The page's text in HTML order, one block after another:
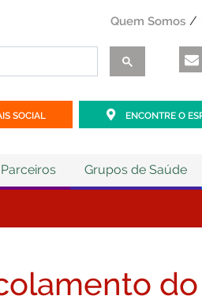
Quem Somos
SOCIAL ENCONTRE O
Parceiros Grupos de Saúde
do